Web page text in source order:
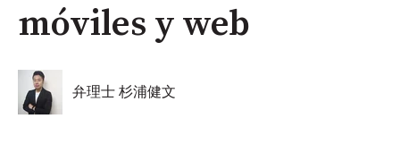
móviles y web
弁理士 杉浦健文